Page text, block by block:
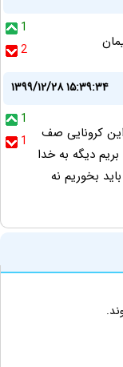
1
2
۱۳۹۹/۱۲/۲۸ ۱۵:۳۹:۳۴
1
1
کرونایی صف
دیگه به خدا
بخوریم نه